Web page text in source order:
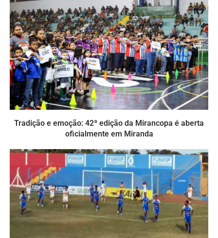
Tradição e emoção: 42ª edição da Mirancopa é aberta
oficialmente em Miranda